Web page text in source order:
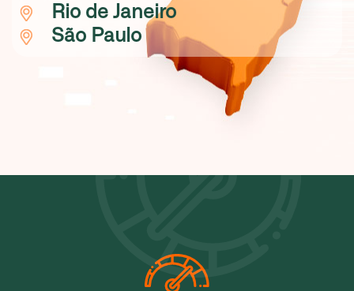
Rio de Janeiro
São Paulo